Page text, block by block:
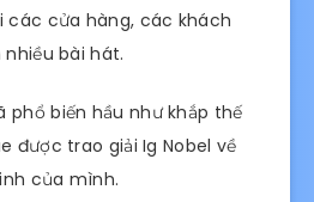
các cửa hàng, các khách
nhiều bài hát.
phổ biến hầu như khắp thế
được trao giải Ig Nobel về
của mình.